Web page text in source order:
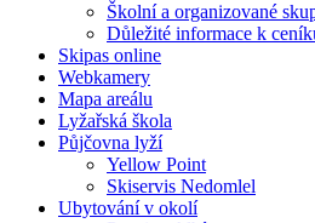
Školní a organizované
Důležité informace k
Skipas online
Webkamery
Mapa areálu
Lyžařská škola
Půjčovna lyží
Yellow Point
Skiservis Nedomlel
Ubytování v okolí